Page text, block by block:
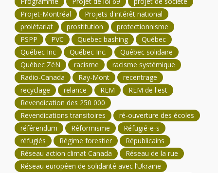
Projet-Montréal
Projets d'intérêt national
prolétariat
prostitution
protectionnisme
PSPP
PVC Quebec bashing
Québec
Québec Inc
Québec Inc.
Québec solidaire
Québec ZéN
racisme
racisme systémique
Radio-Canada
Ray-Mont
recentrage
recyclage
relance REM
REM de l'est
Revendication des 250 000
Revendications transitoires
ré-ouverture des écoles
référendum
Réformisme
Réfugié-e-s
réfugiés
Régime forestier
Républicains
Réseau action climat Canada
Réseau de la rue
Réseau européen de solidarité avec l’Ukraine